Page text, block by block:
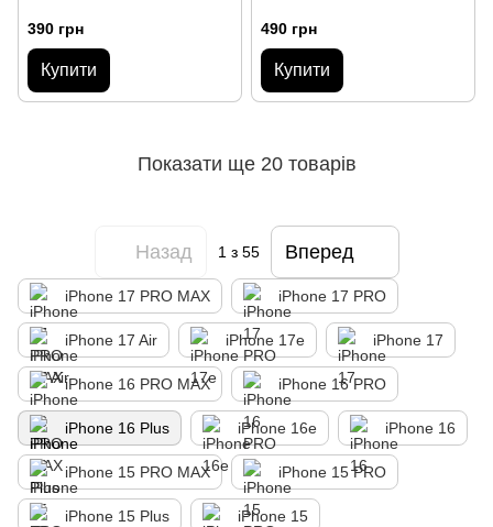
390 грн
Купити
490 грн
Купити
Показати ще 20 товарів
Назад 1з 55 Вперед
iPhone 17 PRO MAX iPhone 17 PRO
iPhone 17 Air iPhone 17e iPhone 17
iPhone 16 PRO MAX iPhone 16 PRO
iPhone 16 Plus iPhone 16e iPhone 16
iPhone 15 PRO MAX iPhone 15 PRO
iPhone 15 Plus iPhone 15